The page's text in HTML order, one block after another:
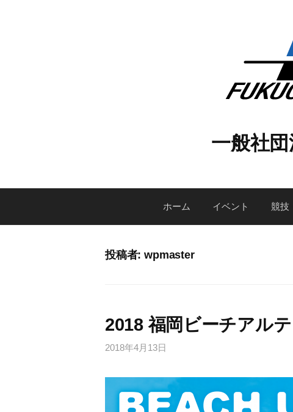
一般社
ホーム イベント 競技
投稿者:wpmaster
2018 福岡ビーチアル
2018年4月13日